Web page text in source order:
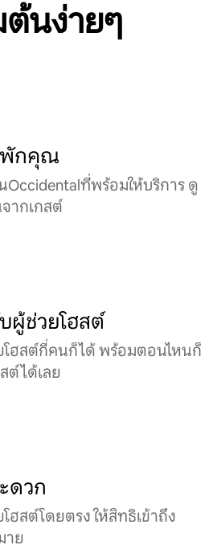
ต้นง่ายๆ
พักคุณ
Occidentalที่พร้อมให้บริการ ดู
ากเกสต์
ผู้ช่วยโฮสต์
โฮสต์กี่คนก็ได้ พร้อมตอนไหนก็
ต์ได้เลย
ดวก
ฮสต์โดยตรง ให้สิทธิเข้าถึง
าย